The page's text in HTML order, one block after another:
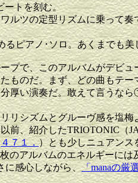
トを刻む。
ツの定型リズムに乗って奏
ピアノ･ソロ。あくまでも美
プで、このアルバムがデビュ
ものだ。まず、どの曲もテ
厚い演奏だ。敢えて言うな
リシズムとグルーヴ感を塩
前、紹介したTRIOTONIC
４７１．）とも少しニュアンス
のアルバムのエネルギーには
に感心しながら、「manaの厳